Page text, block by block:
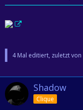
4 Mal editiert, zuletzt von
Shadow
Clique